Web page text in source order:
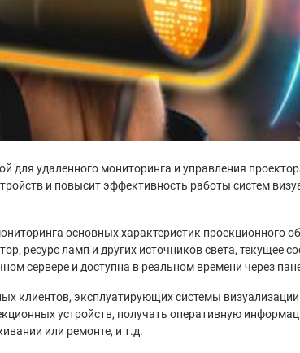
для удаленного мониторинга и управления
и повысит эффективность работы систем
основных характеристик проекционного
ресурс ламп и других источников света, текущее
сервере и доступна в реальном времени через
клиентов, эксплуатирующих системы
устройств, получать оперативную
или ремонте, и т.д.